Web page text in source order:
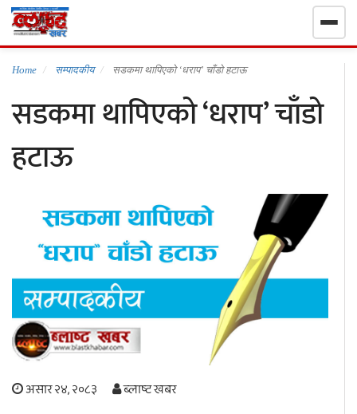
गृहपृष्ठ
निर्वाचन खबर
समाचार
राजनीति
राष्ट्रिय
खेलकुद
स्वास्थ्य
अपराध
Home सम्पादकीय सडकमा थापिएको ‘धराप’ चाँडो हटाऊ
सडकमा थापिएको ‘धराप’ चाँडो
हटाऊ
असार २४, २०८३ ब्लाष्ट खबर